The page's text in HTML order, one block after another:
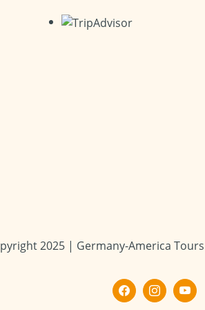
2025 | Germany-America